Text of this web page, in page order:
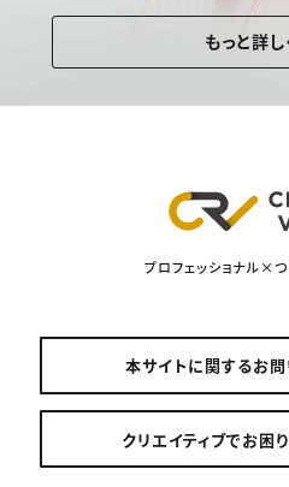
もっと詳
プロフェッショナル×
本サイトに関するお
クリエイティブでお困